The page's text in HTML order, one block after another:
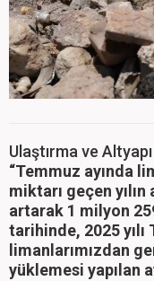
Ulaştırma ve
“Temmuz ayında
miktarı geçen yılın
artarak 1 milyon
tarihinde, 2025 yılı
limanlarımızdan
yüklemesi yapılan